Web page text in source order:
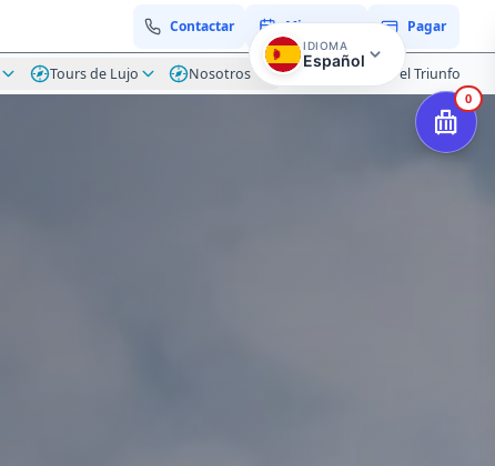
Contactar Mi reserva Pagar
Tours de Lujo Nosotros Blog Hacienda el Triunfo
IDIOMA
Español
0